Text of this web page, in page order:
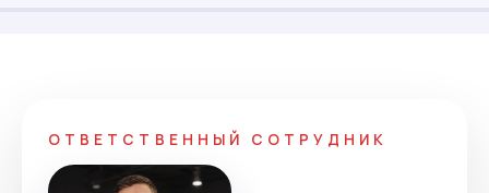
ОТВЕТСТВЕННЫЙ СОТРУДНИК